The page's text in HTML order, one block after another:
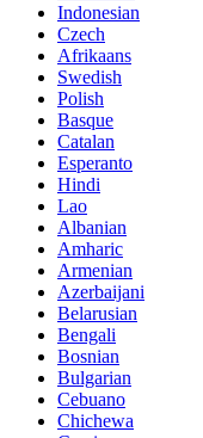
Indonesian
Czech
Afrikaans
Swedish
Polish
Basque
Catalan
Esperanto
Hindi
Lao
Albanian
Amharic
Armenian
Azerbaijani
Belarusian
Bengali
Bosnian
Bulgarian
Cebuano
Chichewa